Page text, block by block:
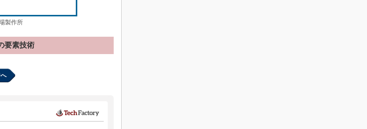
製作所
要素技術